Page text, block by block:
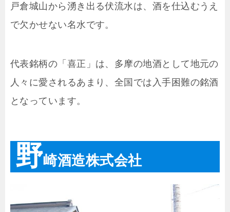
戸倉城山から湧き出る伏流水は、酒を仕込むうえ
で欠かせない名水です。
代表銘柄の「喜正」は、多摩の地酒として地元の
人々に愛されるあまり、全国では入手困難の銘酒
となっています。
野崎酒造株式会社